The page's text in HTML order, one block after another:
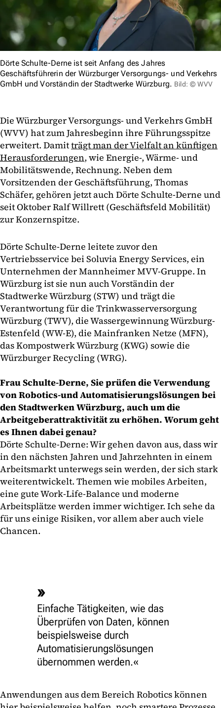
Dörte Schulte-Derne ist seit Anfang des Jahres
Geschäftsführerin der Würzburger Versorgungs- und Verkehrs
GmbH und Vorständin der Stadtwerke Würzburg. Bild: © WVV
Die Würzburger Versorgungs- und Verkehrs GmbH
(WVV) hat zum Jahresbeginn ihre Führungsspitze
erweitert. Damitträgt man der Vielfalt an künftigen
Herausforderungen, wie Energie-, Wärme- und
Mobilitätswende, Rechnung. Neben dem
Vorsitzenden der Geschäftsführung, Thomas
Schäfer, gehören jetzt auch Dörte Schulte-Derne und
seit Oktober Ralf Willrett (Geschäftsfeld Mobilität)
zur Konzernspitze.
Dörte Schulte-Derne leitete zuvor den
Vertriebsservice bei Soluvia Energy Services, ein
Unternehmen der Mannheimer MVV-Gruppe. In
Würzburg ist sie nun auch Vorständin der
Stadtwerke Würzburg (STW) und trägt die
Verantwortung für die Trinkwasserversorgung
Würzburg (TWV), die Wassergewinnung Würzburg-
Estenfeld (WW-E), die Mainfranken Netze (MFN),
das Kompostwerk Würzburg (KWG) sowie die
Würzburger Recycling (WRG).
Frau Schulte-Derne, Sie prüfen die Verwendung
von Robotics-und Automatisierungslösungen bei
den Stadtwerken Würzburg, auch um die
Arbeitgeberattraktivität zu erhöhen. Worum geht
es Ihnen dabei genau?
Dörte Schulte-Derne: Wir gehen davon aus, dass wir
in den nächsten Jahren und Jahrzehnten in einem
Arbeitsmarkt unterwegs sein werden, der sich stark
weiterentwickelt. Themen wie mobiles Arbeiten,
eine gute Work-Life-Balance und moderne
Arbeitsplätze werden immer wichtiger. Ich sehe da
für uns einige Risiken, vor allem aber auch viele
Chancen.
Einfache Tätigkeiten, wie das
Überprüfen von Daten, können
beispielsweise durch
Automatisierungslösungen
übernommen werden.
Anwendungen aus dem Bereich Robotics können